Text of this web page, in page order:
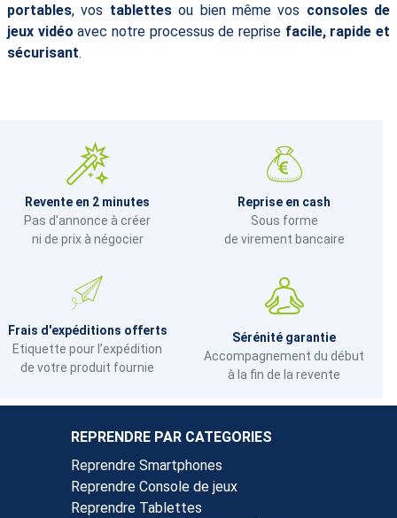
portables, vos tablettesou bien même vos consoles de
jeux vidéo avec notre processus de reprise facile, rapide et
sécurisant.
Revente en 2 minutes
Pas d'annonce à créer
ni de prix à négocier
Reprise en cash
Sous forme
de virement bancaire
Frais d'expéditions offerts
Etiquette pour l’expédition
de votre produit fournie
Sérénité garantie
Accompagnement du début
à la fin de la revente
REPRENDRE PAR CATEGORIES
Reprendre Smartphones
Reprendre Console de jeux
Reprendre Tablettes